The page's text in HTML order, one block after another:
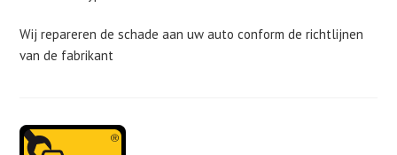
Wij repareren de schade aan uw auto conform de richtlijnen
van de fabrikant
Sidebar
Hoofdmenu
Schadebehandeling